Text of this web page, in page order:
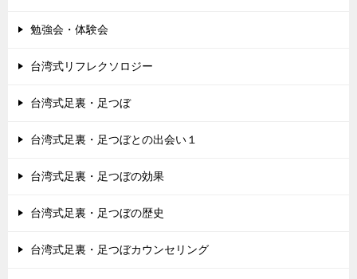
勉強会・体験会
台湾式リフレクソロジー
台湾式足裏・足つぼ
台湾式足裏・足つぼとの出会い１
台湾式足裏・足つぼの効果
台湾式足裏・足つぼの歴史
台湾式足裏・足つぼカウンセリング